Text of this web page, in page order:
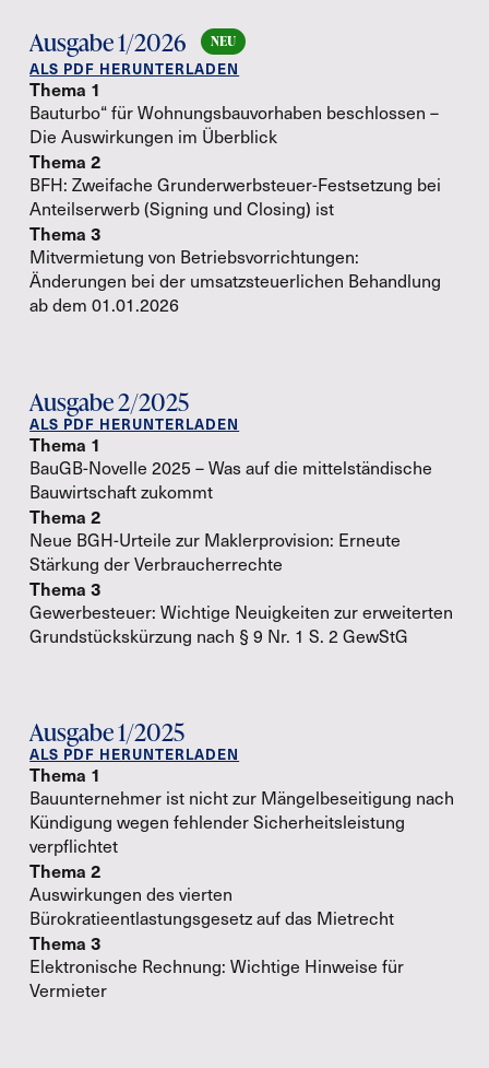
Ausgabe 1/2026
ALS PDF HERUNTERLADEN
Thema 1
Bauturbo“ für Wohnungsbauvorhaben beschlossen –
Die Auswirkungen im Überblick
Thema 2
BFH: Zweifache Grunderwerbsteuer-Festsetzung bei
Anteilserwerb (Signing und Closing) ist
Thema 3
Mitvermietung von Betriebsvorrichtungen:
Änderungen bei der umsatzsteuerlichen Behandlung
ab dem 01.01.2026
Ausgabe 2/2025
ALS PDF HERUNTERLADEN
Thema 1
BauGB-Novelle 2025 – Was auf die mittelständische
Bauwirtschaft zukommt
Thema 2
Neue BGH-Urteile zur Maklerprovision: Erneute
Stärkung der Verbraucherrechte
Thema 3
Gewerbesteuer: Wichtige Neuigkeiten zur erweiterten
Grundstückskürzung nach § 9 Nr. 1 S. 2 GewStG
Ausgabe 1/2025
ALS PDF HERUNTERLADEN
Thema 1
Bauunternehmer ist nicht zur Mängelbeseitigung nach
Kündigung wegen fehlender Sicherheitsleistung
verpflichtet
Thema 2
Auswirkungen des vierten
Bürokratieentlastungsgesetz auf das Mietrecht
Thema 3
Elektronische Rechnung: Wichtige Hinweise für
Vermieter